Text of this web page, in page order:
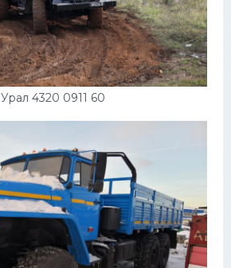
Урал 4320 0911 60